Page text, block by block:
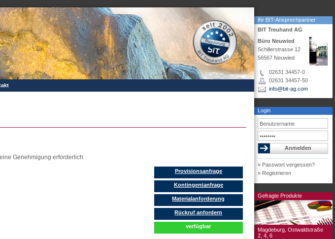
Ihr BIT-Ansprechpartner
BIT Treuhand AG
Büro Neuwied
Schillerstrasse 12
56567 Neuwied
02631 34457-0
02631 34457-50
info@bit-ag.com
Login
» Passwort vergessen?
» Registrieren
Gefragte Produkte
Magdeburg, Ostwaldstraße
2, 4, 6
Genehmigung erforderlich
Provisionsanfrage
Kontingentanfrage
Materialanforderung
Rückruf anfordern
verfügbar